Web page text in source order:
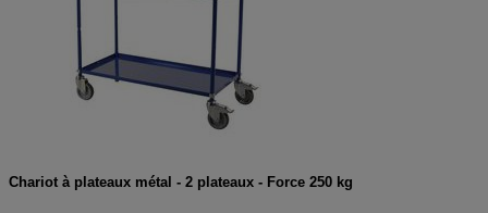
Chariot à plateaux métal - 2 plateaux - Force 250 kg